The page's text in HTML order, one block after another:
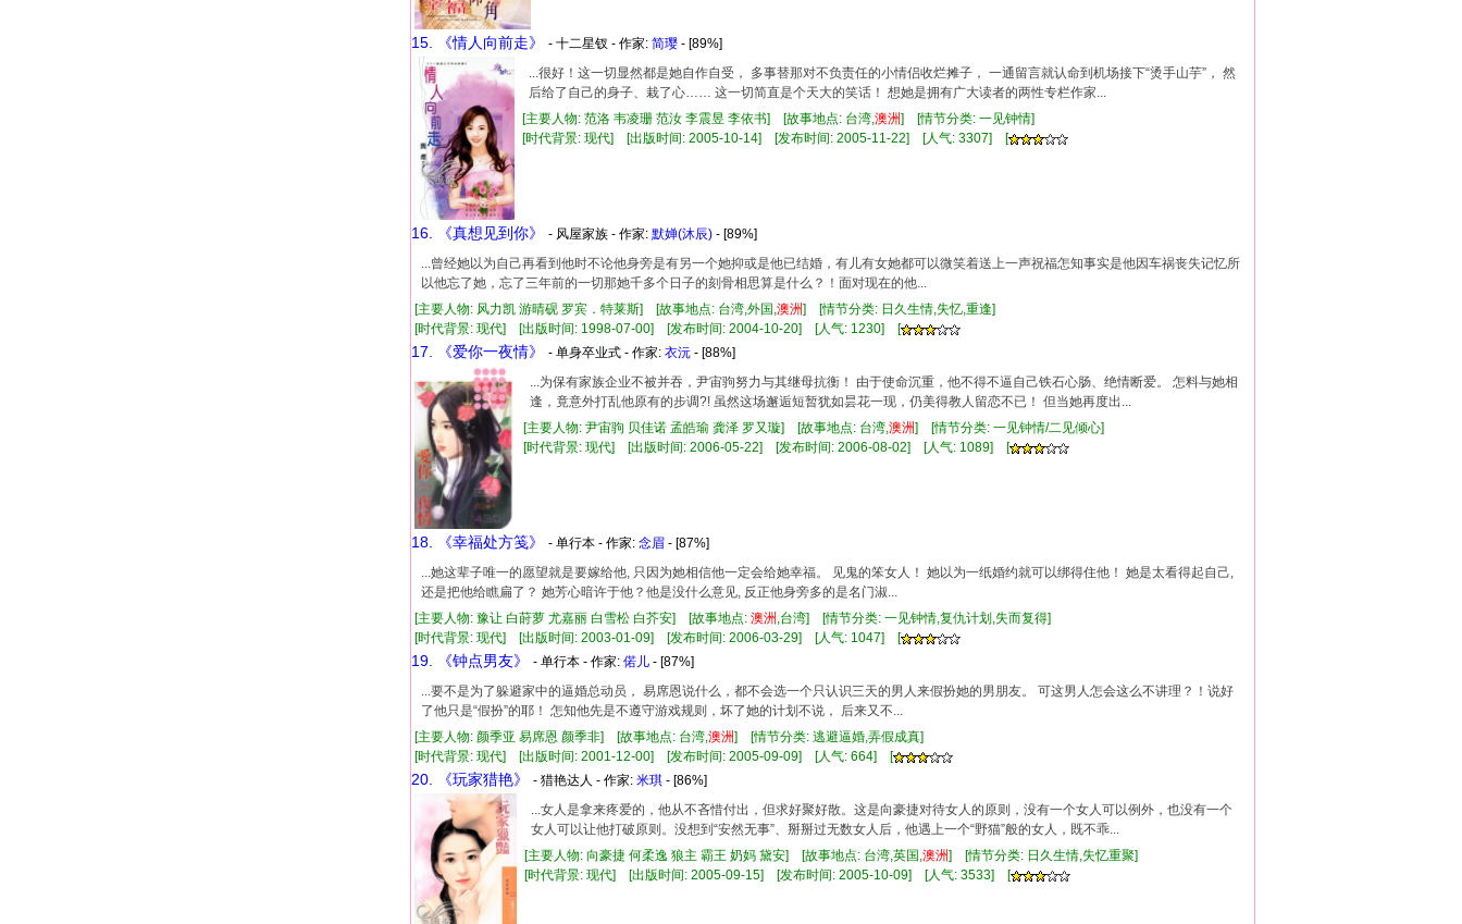
15. 《情人向前走》 - 十二星钗 - 作家: 简璎 - [89%]
...很好！这一切显然都是她自作自受， 多事替那对不负责任的小情侣收烂摊子， 一通留言就认命到机场接下“烫手山芋”， 然
后给了自己的身子、栽了心…… 这一切简直是个天大的笑话！ 想她是拥有广大读者的两性专栏作家...
[主要人物: 范洛 韦凌珊 范汝 李震昱 李依书] [故事地点: 台湾,澳洲] [情节分类: 一见钟情]
[时代背景: 现代] [出版时间: 2005-10-14] [发布时间: 2005-11-22] [人气: 3307] [
16. 《真想见到你》 - 风屋家族 - 作家: 默婵(沐辰) - [89%]
...曾经她以为自己再看到他时不论他身旁是有另一个她抑或是他已结婚，有儿有女她都可以微笑着送上一声祝福怎知事实是他因车祸丧失记忆所
以他忘了她，忘了三年前的一切那她千多个日子的刻骨相思算是什么？！面对现在的他...
[主要人物: 风力凯 游晴砚 罗宾．特莱斯] [故事地点: 台湾,外国,澳洲] [情节分类: 日久生情,失忆,重逢]
[时代背景: 现代] [出版时间: 1998-07-00] [发布时间: 2004-10-20] [人气: 1230] [
17. 《爱你一夜情》 - 单身卒业式 - 作家: 衣沅 - [88%]
...为保有家族企业不被并吞，尹宙驹努力与其继母抗衡！ 由于使命沉重，他不得不逼自己铁石心肠、绝情断爱。 怎料与她相
逢，竟意外打乱他原有的步调?! 虽然这场邂逅短暂犹如昙花一现，仍美得教人留恋不已！ 但当她再度出...
[主要人物: 尹宙驹 贝佳诺 孟皓瑜 龚泽 罗又璇] [故事地点: 台湾,澳洲] [情节分类: 一见钟情/二见倾心]
[时代背景: 现代] [出版时间: 2006-05-22] [发布时间: 2006-08-02] [人气: 1089] [
18. 《幸福处方笺》 - 单行本 - 作家: 念眉 - [87%]
...她这辈子唯一的愿望就是要嫁给他, 只因为她相信他一定会给她幸福。 见鬼的笨女人！ 她以为一纸婚约就可以绑得住他！ 她是太看得起自己,
还是把他给瞧扁了？ 她芳心暗许于他？他是没什么意见, 反正他身旁多的是名门淑...
[主要人物: 豫让 白莳萝 尤嘉丽 白雪松 白芥安] [故事地点: 澳洲 ,台湾] [情节分类: 一见钟情,复仇计划,失而复得]
[时代背景: 现代] [出版时间: 2003-01-09] [发布时间: 2006-03-29] [人气: 1047] [
19. 《钟点男友》 - 单行本 - 作家: 偌儿 - [87%]
...要不是为了躲避家中的逼婚总动员， 易席恩说什么，都不会选一个只认识三天的男人来假扮她的男朋友。 可这男人怎会这么不讲理？！说好
了他只是“假扮”的耶！ 怎知他先是不遵守游戏规则，坏了她的计划不说， 后来又不...
[主要人物: 颜季亚 易席恩 颜季非] [故事地点: 台湾,澳洲] [情节分类: 逃避逼婚,弄假成真]
[时代背景: 现代] [出版时间: 2001-12-00] [发布时间: 2005-09-09] [人气: 664] [
20. 《玩家猎艳》 - 猎艳达人 - 作家: 米琪 - [86%]
...女人是拿来疼爱的，他从不吝惜付出，但求好聚好散。这是向豪捷对待女人的原则，没有一个女人可以例外，也没有一个
女人可以让他打破原则。没想到“安然无事”、掰掰过无数女人后，他遇上一个“野猫”般的女人，既不乖...
[主要人物: 向豪捷 何柔逸 狼主 霸王 奶妈 黛安] [故事地点: 台湾,英国,澳洲] [情节分类: 日久生情,失忆重聚]
[时代背景: 现代] [出版时间: 2005-09-15] [发布时间: 2005-10-09] [人气: 3533] [